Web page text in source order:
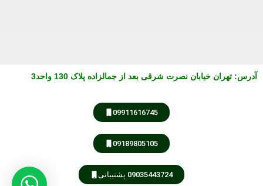
آدرس: تهران خیابان نصرت شرقی بعد از جمالزاده پلاک 130 واحد3
09911616745
09189805105
09035443724 پشتیبانی
مشاوره از طریق واتس آپ
کارشناس فروش